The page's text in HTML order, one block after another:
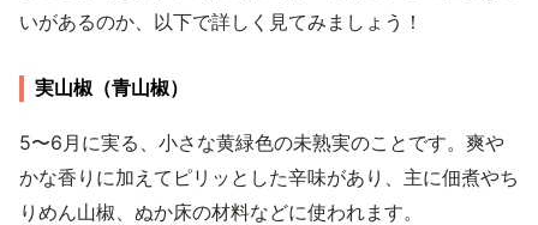
いがあるのか、以下で詳しく見てみましょう！
実山椒（青山椒）
5〜6月に実る、小さな黄緑色の未熟実のことです。爽や
かな香りに加えてピリッとした辛味があり、主に佃煮やち
りめん山椒、ぬか床の材料などに使われます。